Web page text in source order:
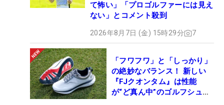
て怖い」「プロゴルファーには見え
ない」とコメント殺到
2026年8月7日 (金) 15時29分 7
「フワフワ」と「しっかり」
の絶妙なバランス！ 新しい
『FJクオンタム』は性能
が“ど真ん中”のゴルフシュー